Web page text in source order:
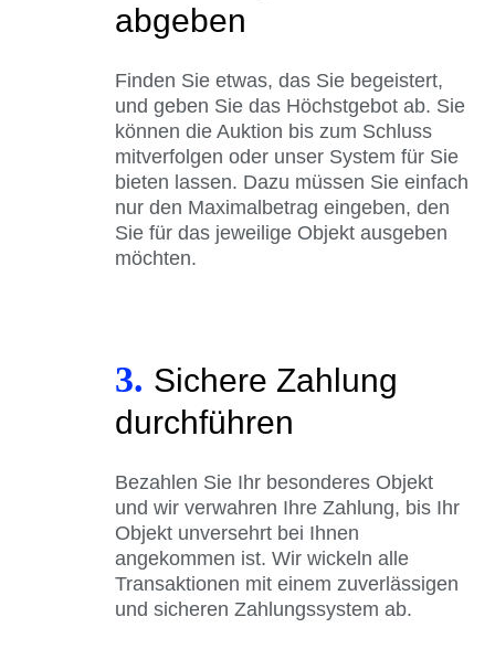
abgeben
Finden Sie etwas, das Sie begeistert,
und geben Sie das Höchstgebot ab. Sie
können die Auktion bis zum Schluss
mitverfolgen oder unser System für Sie
bieten lassen. Dazu müssen Sie einfach
nur den Maximalbetrag eingeben, den
Sie für das jeweilige Objekt ausgeben
möchten.
3. Sichere Zahlung
durchführen
Bezahlen Sie Ihr besonderes Objekt
und wir verwahren Ihre Zahlung, bis Ihr
Objekt unversehrt bei Ihnen
angekommen ist. Wir wickeln alle
Transaktionen mit einem zuverlässigen
und sicheren Zahlungssystem ab.